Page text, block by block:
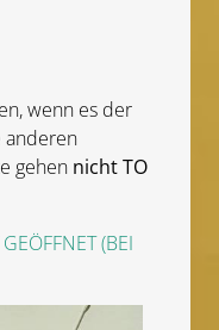
wenn es der
anderen
gehen nicht TO
GEÖFFNET (BEI